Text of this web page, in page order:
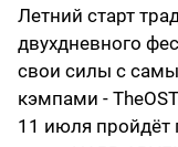
Летний старт
двухдневного
свои силы с
кэмпами -
11 июля пройдёт